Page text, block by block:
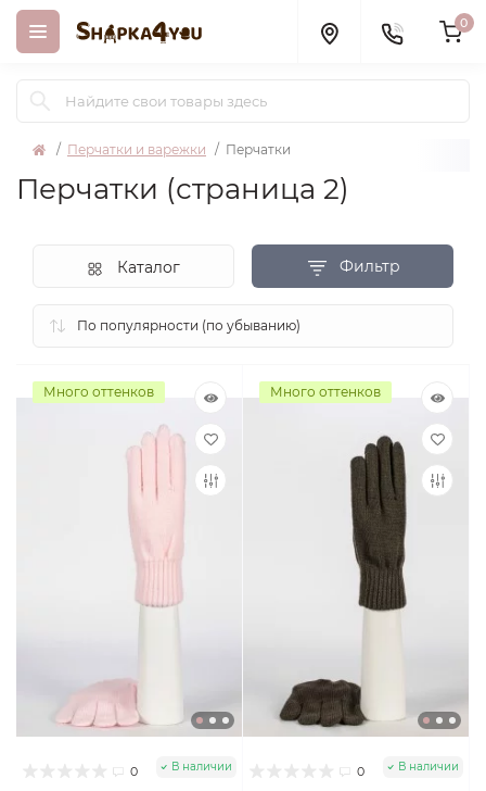
0
Перчатки и варежки Перчатки
Перчатки (страница 2)
Фильтр
Каталог
Много оттенков
0 В наличии
Много оттенков
0 В наличии